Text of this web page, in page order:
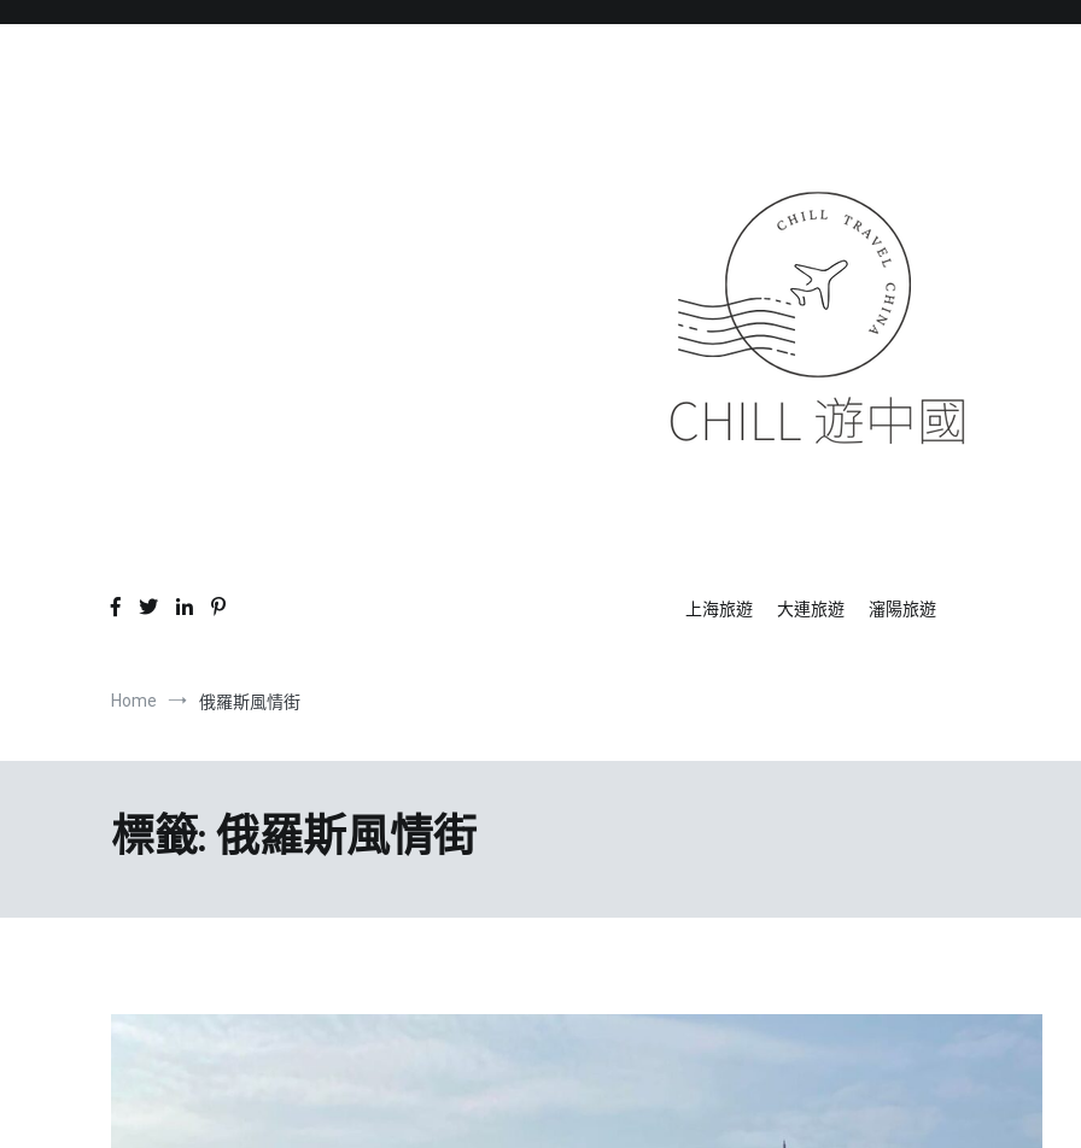
上海旅遊 大連旅遊 瀋陽旅遊
Home 俄羅斯風情街
標籤:俄羅斯風情街